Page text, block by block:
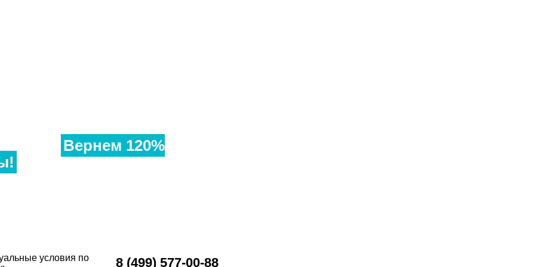
Вернем 120%
условия по
8 (499) 577-00-88